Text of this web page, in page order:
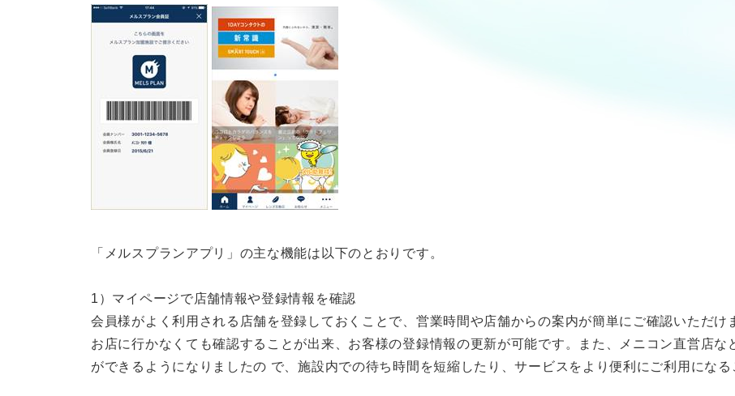
「メルスプランアプリ」の主な機能は以下のとおりです。
1）マイページで店舗情報や登録情報を確認
会員様がよく利用される店舗を登録しておくことで、営業時間や店舗からの案内が簡単にご確認いただ
お店に行かなくても確認することが出来、お客様の登録情報の更新が可能です。また、メニコン直営店
ができるようになりましたの で、施設内での待ち時間を短縮したり、サービスをより便利にご利用になる